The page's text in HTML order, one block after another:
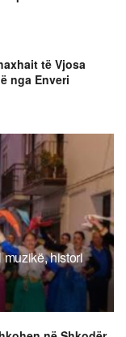
të Vjosa
nga Enveri
histori